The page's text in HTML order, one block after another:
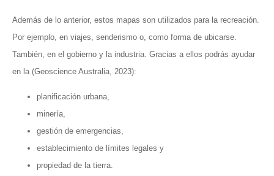
Además de lo anterior, estos mapas son utilizados para la recreación.
Por ejemplo, en viajes, senderismo o, como forma de ubicarse.
También, en el gobierno y la industria. Gracias a ellos podrás ayudar
en la (Geoscience Australia, 2023):
planificación urbana,
minería,
gestión de emergencias,
establecimiento de límites legales y
propiedad de la tierra.